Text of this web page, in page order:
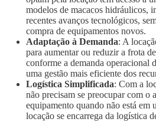
modelos de macacos hidráulicos,
recentes avanços tecnológicos,
compra de equipamentos novos.
Adaptação à Demanda: A
para aumentar ou reduzir a frota
conforme a demanda operacional
uma gestão mais eficiente dos
Logística Simplificada: Com a
não precisam se preocupar com o
equipamento quando não está em
locação se encarrega da logística